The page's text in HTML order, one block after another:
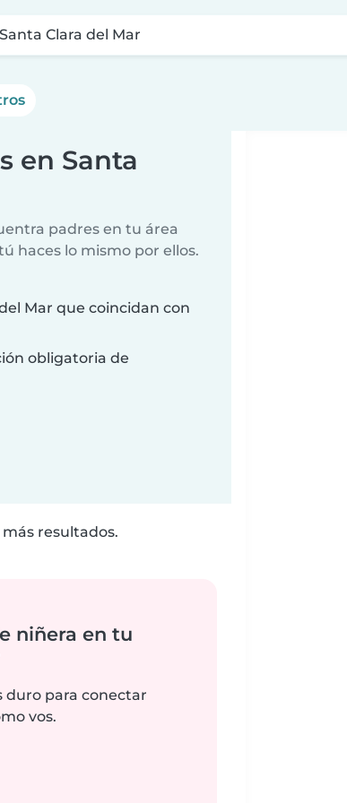
Santa Clara del Mar
en Santa
padres en tu área
haces lo mismo por ellos.
Mar que coincidan con
obligatoria de
resultados.
niñera en tu
duro para conectar
vos.